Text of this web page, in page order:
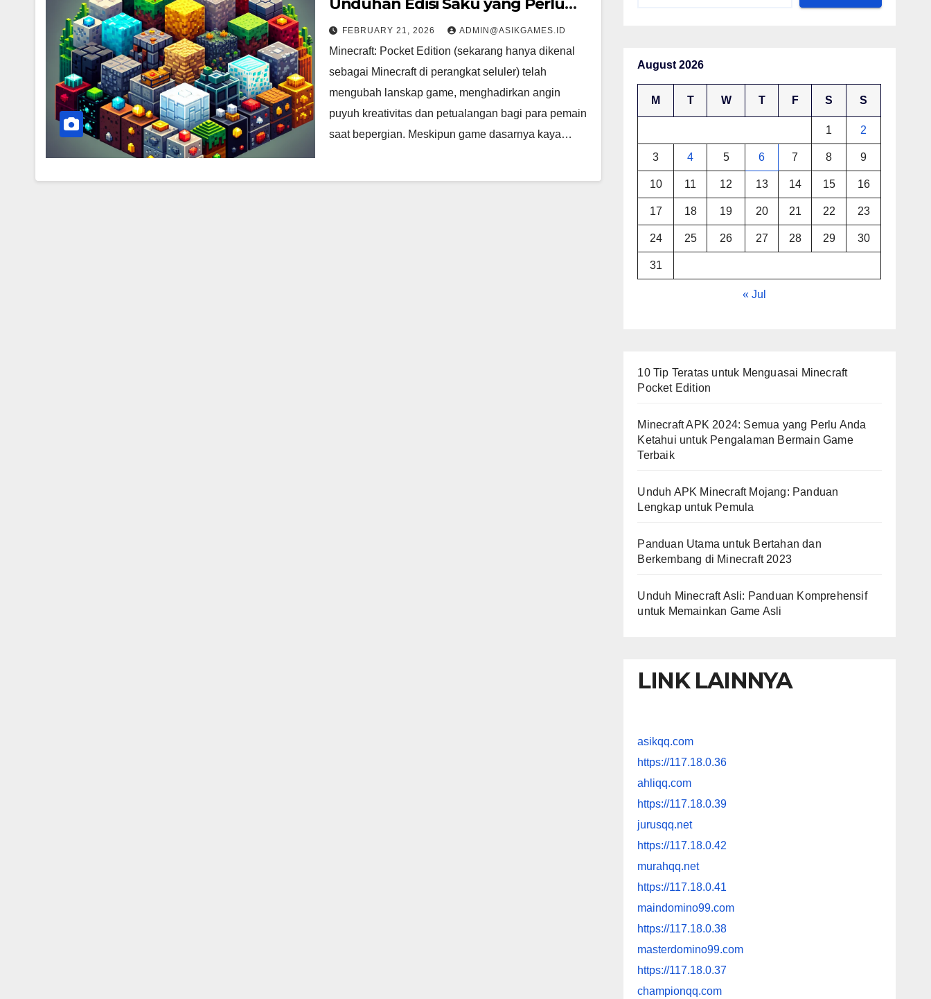
Unduhan Edisi Saku yang Perlu
Anda Coba
FEBRUARY 21, 2026 ADMIN@ASIKGAMES.ID
Minecraft: Pocket Edition (sekarang hanya dikenal
sebagai Minecraft di perangkat seluler) telah
mengubah lanskap game, menghadirkan angin
puyuh kreativitas dan petualangan bagi para pemain
saat bepergian. Meskipun game dasarnya kaya…
August 2026
M T W T F S S
1 2
3 4 5 6 7 8 9
10 11 12 13 14 15 16
17 18 19 20 21 22 23
24 25 26 27 28 29 30
31
« Jul
10 Tip Teratas untuk Menguasai Minecraft
Pocket Edition
Minecraft APK 2024: Semua yang Perlu Anda
Ketahui untuk Pengalaman Bermain Game
Terbaik
Unduh APK Minecraft Mojang: Panduan
Lengkap untuk Pemula
Panduan Utama untuk Bertahan dan
Berkembang di Minecraft 2023
Unduh Minecraft Asli: Panduan Komprehensif
untuk Memainkan Game Asli
LINK LAINNYA
asikqq.com
https://117.18.0.36
ahliqq.com
https://117.18.0.39
jurusqq.net
https://117.18.0.42
murahqq.net
https://117.18.0.41
maindomino99.com
https://117.18.0.38
masterdomino99.com
https://117.18.0.37
championqq.com